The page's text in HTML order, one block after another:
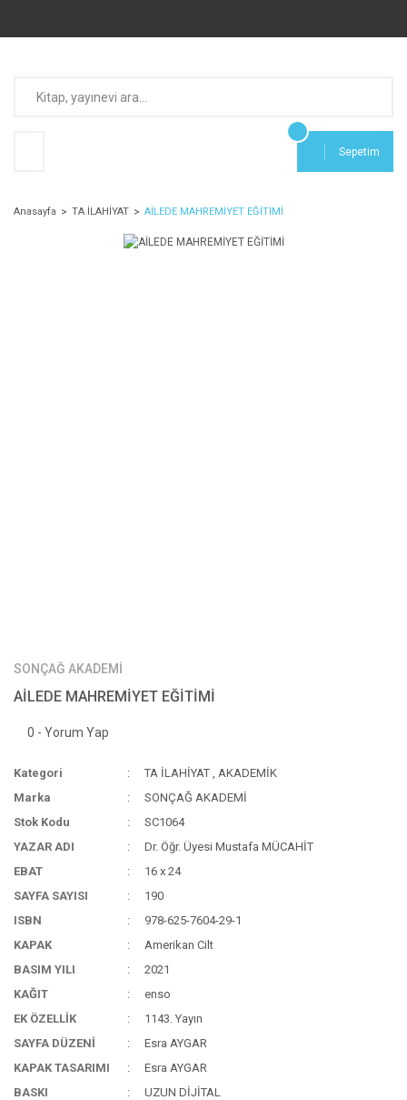
Sepetim
Anasayfa TA İLAHİYAT AİLEDE MAHREMİYET EĞİTİMİ
SONÇAĞ AKADEMİ
AİLEDE MAHREMİYET EĞİTİMİ
0 - Yorum Yap
Kategori TA İLAHİYAT ,AKADEMİK
Marka
SONÇAĞ AKADEMİ
Stok Kodu
SC1064
YAZAR ADI
Dr. Öğr. Üyesi Mustafa MÜCAHİT
EBAT
16 x 24
SAYFA SAYISI
190
ISBN
978-625-7604-29-1
KAPAK
Amerikan Cilt
BASIM YILI
2021
KAĞIT
enso
EK ÖZELLİK
1143. Yayın
SAYFA DÜZENİ
Esra AYGAR
KAPAK TASARIMI
Esra AYGAR
BASKI
UZUN DİJİTAL